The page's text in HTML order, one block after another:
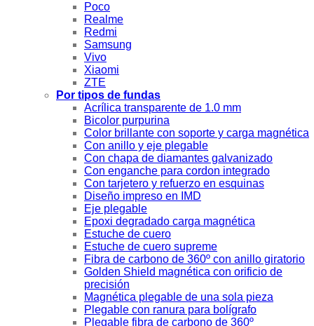
Poco
Realme
Redmi
Samsung
Vivo
Xiaomi
ZTE
Por tipos de fundas
Acrílica transparente de 1.0 mm
Bicolor purpurina
Color brillante con soporte y carga magnética
Con anillo y eje plegable
Con chapa de diamantes galvanizado
Con enganche para cordon integrado
Con tarjetero y refuerzo en esquinas
Diseño impreso en IMD
Eje plegable
Epoxi degradado carga magnética
Estuche de cuero
Estuche de cuero supreme
Fibra de carbono de 360º con anillo giratorio
Golden Shield magnética con orificio de
precisión
Magnética plegable de una sola pieza
Plegable con ranura para bolígrafo
Plegable fibra de carbono de 360º